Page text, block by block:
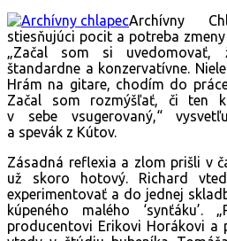
Archívny
stiesňujúci pocit a potreba
„Začal som si
štandardne a konzervatívne.
Hrám na gitare, chodím do
Začal som rozmýšľať, či ten
v sebe vsugerovaný,“
a spevák z Kútov.
Zásadná reflexia a zlom prišli v
už skoro hotový. Richard
experimentovať a do jednej
kúpeného malého
producentovi Erikovi Horákovi a